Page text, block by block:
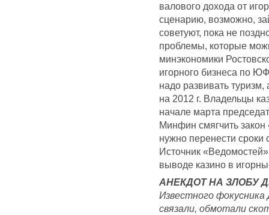
валового дохода от
сценарию, возможно,
советуют, пока не
проблемы, которые
минэкономики
игорного бизнеса по
надо развивать туризм,
на 2012 г. Владельцы
начале марта
Минфин смягчить закон
нужно перенести сроки
Источник
выводе казино в
АНЕКДОТ НА ЗЛОБУ
Известного фокусника
связали, обмотали